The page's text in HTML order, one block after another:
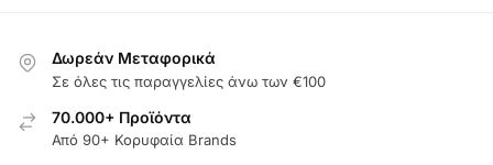
Δωρεάν Μεταφορικά
Σε όλες τις παραγγελίες άνω των €100
70.000+ Προϊόντα
Από 90+ Κορυφαία Brands